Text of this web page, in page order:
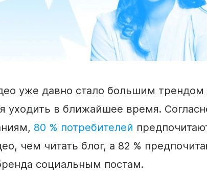
уже давно стало большим трендом
уходить в ближайшее время.
80 % потребителей
чем читать блог, а 82 %
социальным постам.